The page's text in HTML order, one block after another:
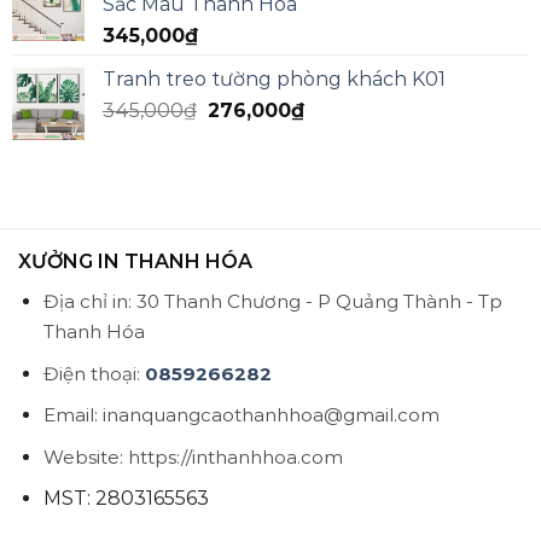
345,000₫
Tranh treo tường phòng khách K01
345,000₫ 276,000₫
XƯỞNG IN THANH HÓA
Địa chỉ in: 30 Thanh Chương - P Quảng Thành - Tp
Thanh Hóa
Điện thoại: 0859266282
Email: inanquangcaothanhhoa@gmail.com
Website: https://inthanhhoa.com
MST: 2803165563